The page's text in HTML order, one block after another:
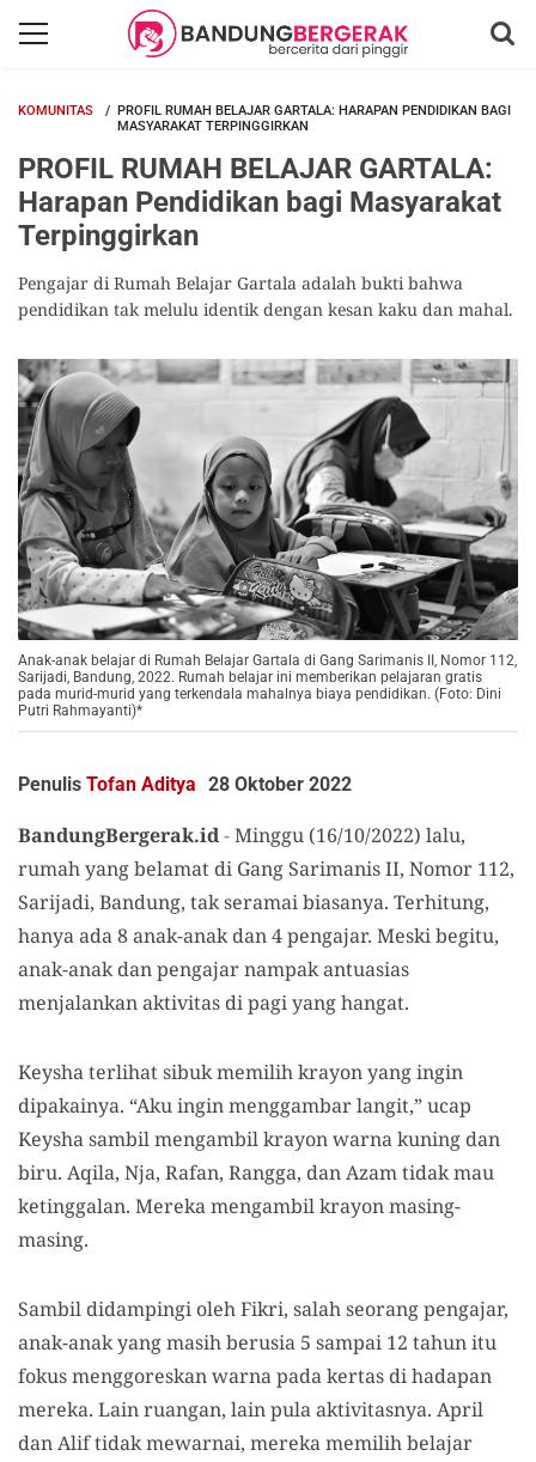
KOMUNITAS
PROFIL RUMAH BELAJAR GARTALA: HARAPAN PENDIDIKAN BAGI
MASYARAKAT TERPINGGIRKAN
PROFIL RUMAH BELAJAR GARTALA:
Harapan Pendidikan bagi Masyarakat
Terpinggirkan
Pengajar di Rumah Belajar Gartala adalah bukti bahwa
pendidikan tak melulu identik dengan kesan kaku dan mahal.
Anak-anak belajar di Rumah Belajar Gartala di Gang Sarimanis II, Nomor 112,
Sarijadi, Bandung, 2022. Rumah belajar ini memberikan pelajaran gratis
pada murid-murid yang terkendala mahalnya biaya pendidikan. (Foto: Dini
Putri Rahmayanti)*
Penulis Tofan Aditya 28 Oktober 2022
BandungBergerak.id-Minggu (16/10/2022) lalu,
rumah yang belamat di Gang Sarimanis II, Nomor 112,
Sarijadi, Bandung, tak seramai biasanya. Terhitung,
hanya ada 8 anak-anak dan 4 pengajar. Meski begitu,
anak-anak dan pengajar nampak antuasias
menjalankan aktivitas di pagi yang hangat.
Keysha terlihat sibuk memilih krayon yang ingin
dipakainya. “Aku ingin menggambar langit,” ucap
Keysha sambil mengambil krayon warna kuning dan
biru. Aqila, Nja, Rafan, Rangga, dan Azam tidak mau
ketinggalan. Mereka mengambil krayon masing-
masing.
Sambil didampingi oleh Fikri, salah seorang pengajar,
anak-anak yang masih berusia 5 sampai 12 tahun itu
fokus menggoreskan warna pada kertas dihadapan
mereka. Lain ruangan, lain pula aktivitasnya. April
dan Alif tidak mewarnai, mereka memilih belajar